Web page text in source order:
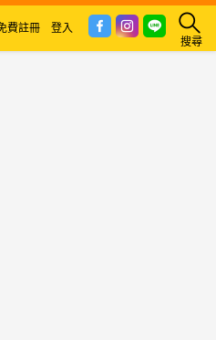
搜尋
費註冊 登入